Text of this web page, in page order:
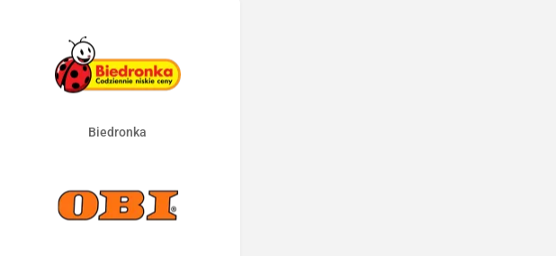
Biedronka